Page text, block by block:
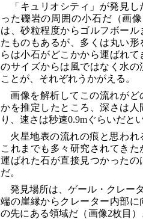
「キュリオシティ」が発見
った礫岩の周囲の小石だ（画
は、砂粒程度からゴルフボール
たものもあるが、多くは丸い
らは小石がどこかから運ばれ
のサイズからは風ではなく水の
ことが、それぞれうかがえる。
画像を解析してこの流れがど
かを推定したところ、深さは人
り、速さは秒速0.9mぐらいだとい
火星地表の流れの痕と思わ
これまでも多々研究されてき
運ばれた石が直接見つかったの
だ。
発見場所は、ゲール・クレー
端の崖縁からクレーター内部
の先にある領域だ（画像2枚目